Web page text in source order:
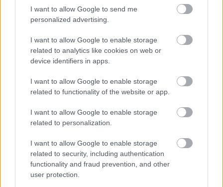
I want to allow Google to send me
personalized advertising.
I want to allow Google to enable storage
related to analytics like cookies on web or
device identifiers in apps.
I want to allow Google to enable storage
related to functionality of the website or app.
I want to allow Google to enable storage
related to personalization.
I want to allow Google to enable storage
related to security, including authentication
functionality and fraud prevention, and other
user protection.
1 napja
Újabb korábbi F2-es bajnok folytatja a Formula-E-ben